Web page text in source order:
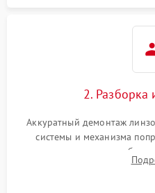
2. Разборка
Аккуратный демонтаж
системы и механизма
внутренних
уплотнительных колец.